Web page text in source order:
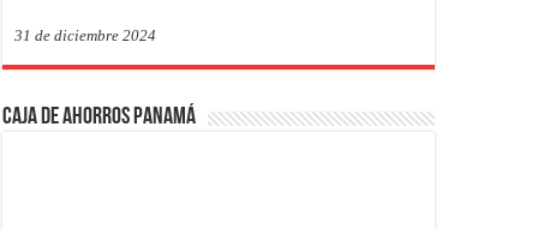
31 de diciembre 2024
Caja de Ahorros Panamá